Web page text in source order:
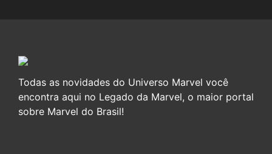
Todas as novidades do Universo Marvel você
encontra aqui no Legado da Marvel, o maior portal
sobre Marvel do Brasil!